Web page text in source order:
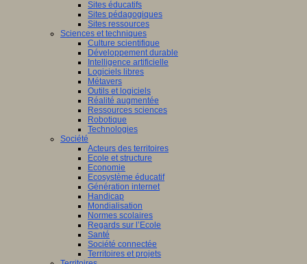
Sites éducatifs
Sites pédagogiques
Sites ressources
Sciences et techniques
Culture scientifique
Développement durable
Intelligence artificielle
Logiciels libres
Métavers
Outils et logiciels
Réalité augmentée
Ressources sciences
Robotique
Technologies
Société
Acteurs des territoires
Ecole et structure
Economie
Ecosystème éducatif
Génération internet
Handicap
Mondialisation
Normes scolaires
Regards sur l’Ecole
Santé
Société connectée
Territoires et projets